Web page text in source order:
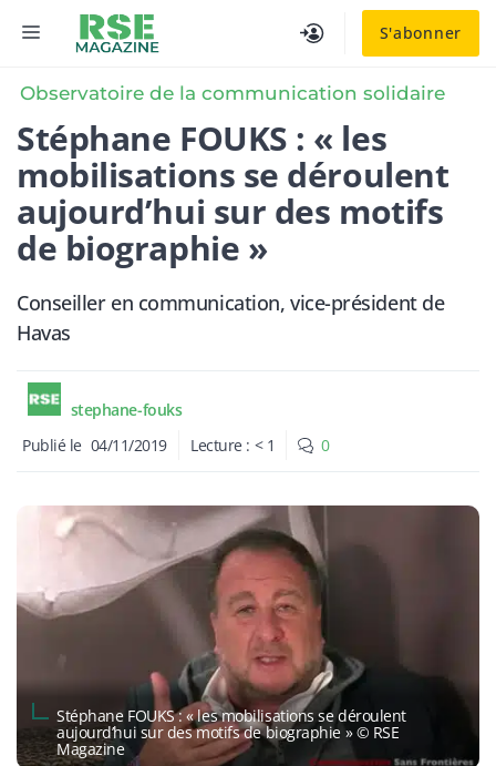
S'abonner
MENU
Observatoire de la communication solidaire
Stéphane FOUKS : « les
mobilisations se déroulent
aujourd’hui sur des motifs
de biographie »
Conseiller en communication, vice-président de
Havas
stephane-fouks
Publié le 04/11/2019 Lecture : < 1 0
Stéphane FOUKS : « les mobilisations se déroulent
aujourd’hui sur des motifs de biographie » © RSE
Magazine